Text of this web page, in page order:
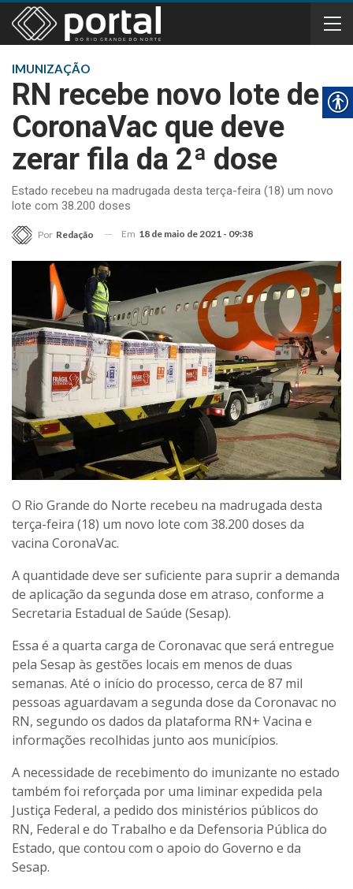
IMUNIZAÇÃO
RN recebe novo lote de
CoronaVac que deve
zerar fila da 2ª dose
Estado recebeu na madrugada desta terça-feira (18) um novo
lote com 38.200 doses
Por Redação Em 18 de maio de 2021 - 09:38
O Rio Grande do Norte recebeu na madrugada desta
terça-feira (18) um novo lote com 38.200 doses da
vacina CoronaVac.
A quantidade deve ser suficiente para suprir a demanda
de aplicação da segunda dose em atraso, conforme a
Secretaria Estadual de Saúde (Sesap).
Essa é a quarta carga de Coronavac que será entregue
pela Sesap às gestões locais em menos de duas
semanas. Até o início do processo, cerca de 87 mil
pessoas aguardavam a segunda dose da Coronavac no
RN, segundo os dados da plataforma RN+ Vacina e
informações recolhidas junto aos municípios.
A necessidade de recebimento do imunizante no estado
também foi reforçada por uma liminar expedida pela
Justiça Federal, a pedido dos ministérios públicos do
RN, Federal e do Trabalho e da Defensoria Pública do
Estado, que contou com o apoio do Governo e da
Sesap.